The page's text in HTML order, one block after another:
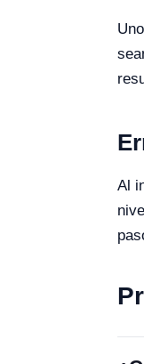
Al